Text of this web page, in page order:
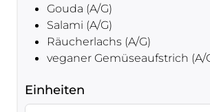
Gouda (A/G)
Salami (A/G)
Räucherlachs (A/G)
veganer Gemüseaufstrich (A/
Einheiten